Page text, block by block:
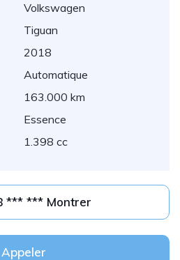
Volkswagen
Tiguan
2018
Automatique
163.000 km
Essence
1.398 cc
048 *** *** Montrer
Appeler